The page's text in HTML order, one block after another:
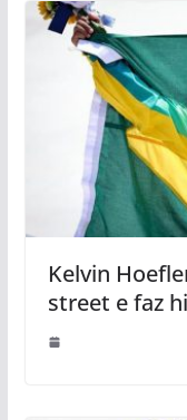
Kelvin
street e faz